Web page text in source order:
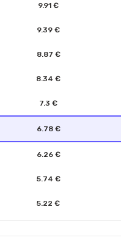
9.91 €
9.39 €
8.87 €
8.34 €
7.3 €
6.78 €
6.26 €
5.74 €
5.22 €